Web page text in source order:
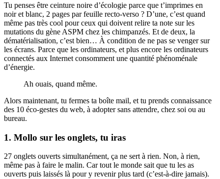
Tu penses être ceinture noire d’écologie parce que t’imprimes en
noir et blanc, 2 pages par feuille recto-verso ? D’une, c’est quand
même pas très cool pour ceux qui doivent relire ta note sur les
mutations du gène ASPM chez les chimpanzés. Et de deux, la
dématérialisation, c’est bien… À condition de ne pas se venger sur
les écrans. Parce que les ordinateurs, et plus encore les ordinateurs
connectés aux Internet consomment une quantité phénoménale
d’énergie.
Ah ouais, quand même.
Alors maintenant, tu fermes ta boîte mail, et tu prends connaissance
des 10 éco-gestes du web, à adopter sans attendre, chez soi ou au
bureau.
1. Mollo sur les onglets, tu iras
27 onglets ouverts simultanément, ça ne sert à rien. Non, à rien,
même pas à faire le malin. Car tout le monde sait que tu les as
ouverts puis laissés là pour y revenir plus tard (c’est-à-dire jamais).